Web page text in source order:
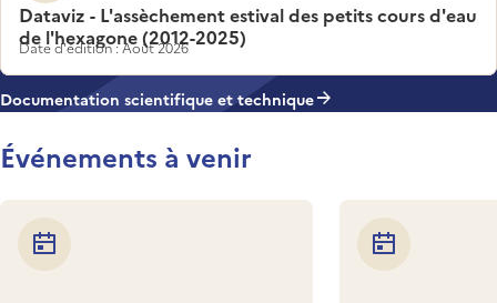
Dataviz - L'assèchement estival des petits cours d'eau
de l'hexagone (2012-2025)
Date d'édition : Août 2026
Documentation scientifique et technique
Événements à venir